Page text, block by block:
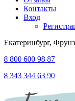
Контакты
Вход
Екатеринбург,
8 800 600 98 87
8 343 344 63 90